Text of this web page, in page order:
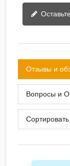
Отзывы и
Вопросы и